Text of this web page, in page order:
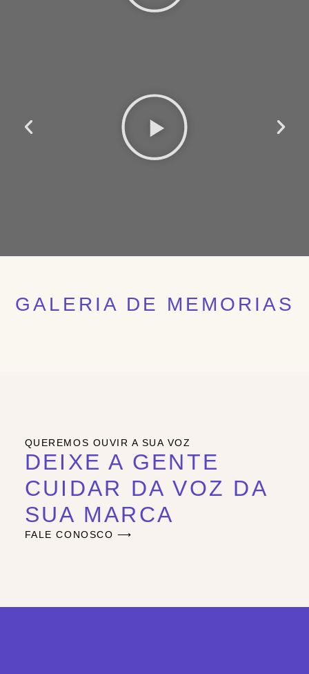
GALERIA DE MEMORIAS
QUEREMOS OUVIR A SUA VOZ
DEIXE A GENTE
CUIDAR DA VOZ DA
SUA MARCA
FALE CONOSCO ⟶